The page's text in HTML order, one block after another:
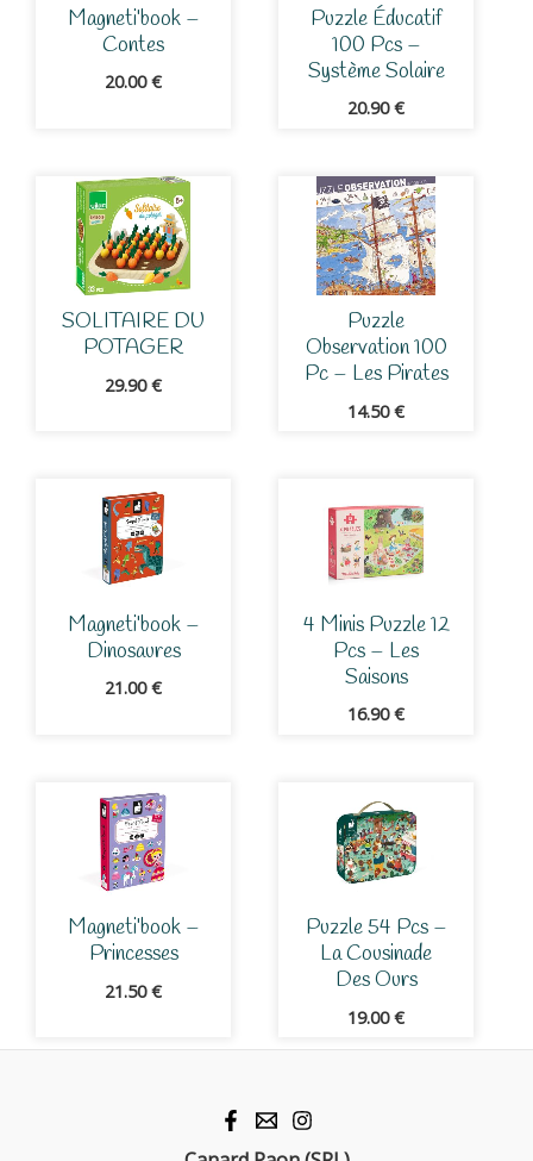
Magneti’book –
Contes
20.00€
Puzzle Éducatif
100 Pcs –
Système Solaire
20.90€
SOLITAIRE DU
POTAGER
29.90€
Puzzle
Observation 100
Pc – Les Pirates
14.50€
Magneti’book –
Dinosaures
21.00€
4 Minis Puzzle 12
Pcs – Les
Saisons
16.90€
Magneti’book –
Princesses
21.50€
Puzzle 54 Pcs –
La Cousinade
Des Ours
19.00€